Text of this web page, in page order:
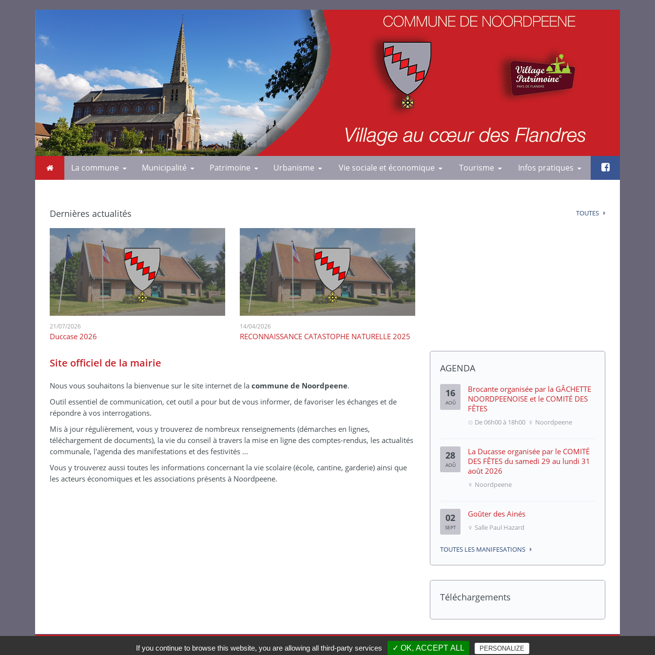
La commune Municipalité Patrimoine Urbanisme Vie sociale et économique Tourisme Infos pratiques
Dernières actualités TOUTES
21/07/2026
Duccase 2026
14/04/2026
RECONNAISSANCE CATASTOPHE NATURELLE 2025
Site officiel de la mairie
Nous vous souhaitons la bienvenue sur le site internet de la commune de Noordpeene.
Outil essentiel de communication, cet outil a pour but de vous informer, de favoriser les échanges et de
répondre à vos interrogations.
Mis à jour régulièrement, vous y trouverez de nombreux renseignements (démarches en lignes,
téléchargement de documents), la vie du conseil à travers la mise en ligne des comptes-rendus, les actualités
communale, l'agenda des manifestations et des festivités ...
Vous y trouverez aussi toutes les informations concernant la vie scolaire (école, cantine, garderie) ainsi que
les acteurs économiques et les associations présents à Noordpeene.
AGENDA
16
AOÛ
Brocante organisée par la GÂCHETTE
NOORDPEENOISE et le COMITÉ DES
FÊTES
De 06h00 à 18h00 Noordpeene
28
AOÛ
La Ducasse organisée par le COMITÉ
DES FÊTES du samedi 29 au lundi 31
août 2026
Noordpeene
02
SEPT
Goûter des Ainés
Salle Paul Hazard
TOUTES LES MANIFESATIONS
Téléchargements
2026 Mairie de NoordpeeneIf you continue to browse this website, you are allowing all third-party services ✓ OK, ACCEPT ALL PERSONALIZE